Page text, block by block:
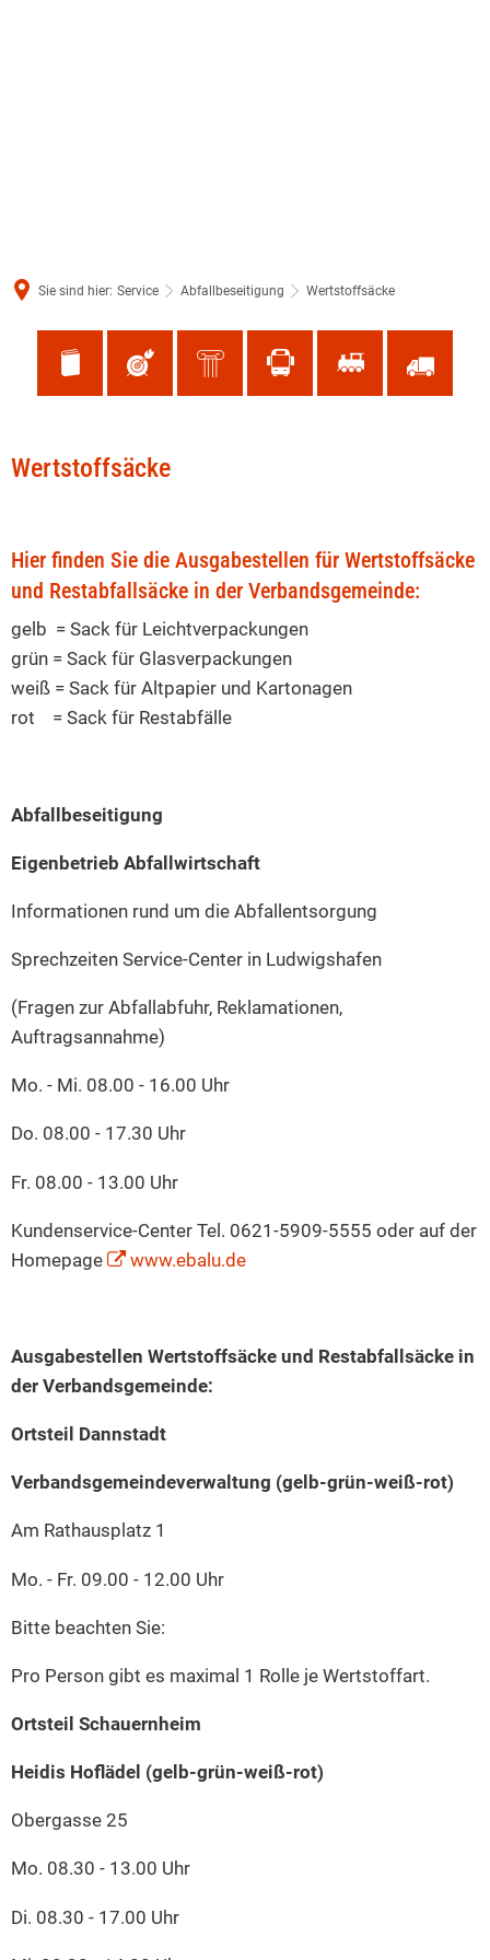
Sie sind hier: Service Abfallbeseitigung Wertstoffsäcke
Wertstoffsäcke
Wertstoffsäcke
Hier finden Sie die Ausgabestellen für Wertstoffsäcke
und Restabfallsäcke in der Verbandsgemeinde:
gelb = Sack für Leichtverpackungen
grün = Sack für Glasverpackungen
weiß = Sack für Altpapier und Kartonagen
rot = Sack für Restabfälle
Abfallbeseitigung
Eigenbetrieb Abfallwirtschaft
Informationen rund um die Abfallentsorgung
Sprechzeiten Service-Center in Ludwigshafen
(Fragen zur Abfallabfuhr, Reklamationen,
Auftragsannahme)
Mo. - Mi. 08.00 - 16.00 Uhr
Do. 08.00 - 17.30 Uhr
Fr. 08.00 - 13.00 Uhr
Kundenservice-Center Tel. 0621-5909-5555 oder auf der
Homepage
www.ebalu.de
Ausgabestellen Wertstoffsäcke und Restabfallsäcke in
der Verbandsgemeinde:
Ortsteil Dannstadt
Verbandsgemeindeverwaltung (gelb-grün-weiß-rot)
Am Rathausplatz 1
Mo. - Fr. 09.00 - 12.00 Uhr
Bitte beachten Sie:
Pro Person gibt es maximal 1 Rolle je Wertstoffart.
Ortsteil Schauernheim
Heidis Hoflädel (gelb-grün-weiß-rot)
Obergasse 25
Mo. 08.30 - 13.00 Uhr
Di. 08.30 - 17.00 Uhr